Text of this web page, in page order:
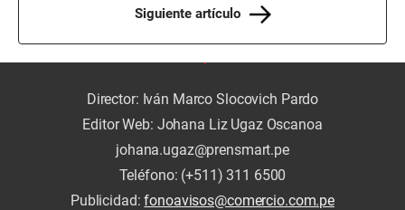
Siguiente artículo
Director: Iván Marco Slocovich Pardo
Editor Web: Johana Liz Ugaz Oscanoa
johana.ugaz@prensmart.pe
Teléfono: (+511) 311 6500
Publicidad:fonoavisos@comercio.com.pe